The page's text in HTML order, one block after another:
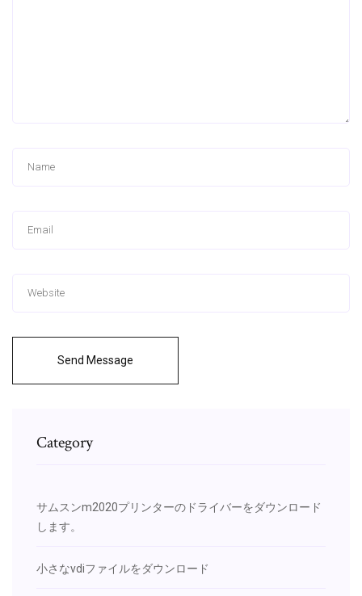
Send Message
Category
サムスンm2020プリンターのドライバーをダウンロード
します。
小さなvdiファイルをダウンロード